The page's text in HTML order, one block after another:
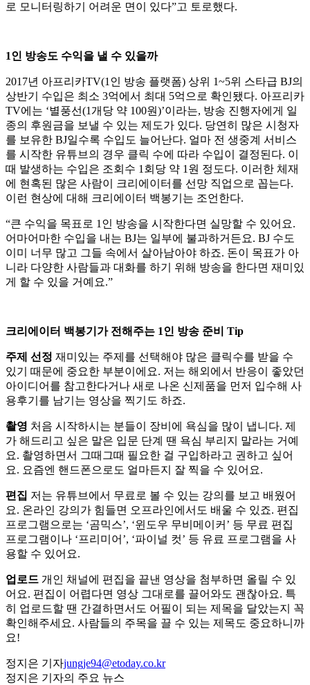
로 모니터링하기 어려운 면이 있다”고 토로했다.
1인 방송도 수익을 낼 수 있을까
2017년 아프리카TV(1인 방송 플랫폼) 상위 1~5위 스타급 BJ의
상반기 수입은 최소 3억에서 최대 5억으로 확인됐다. 아프리카
TV에는 ‘별풍선(1개당 약 100원)’이라는, 방송 진행자에게 일
종의 후원금을 보낼 수 있는 제도가 있다. 당연히 많은 시청자
를 보유한 BJ일수록 수입도 늘어난다. 얼마 전 생중계 서비스
를 시작한 유튜브의 경우 클릭 수에 따라 수입이 결정된다. 이
때 발생하는 수입은 조회수 1회당 약 1원 정도다. 이러한 체재
에 현혹된 많은 사람이 크리에이터를 선망 직업으로 꼽는다.
이런 현상에 대해 크리에이터 백봉기는 조언한다.
“큰 수익을 목표로 1인 방송을 시작한다면 실망할 수 있어요.
어마어마한 수입을 내는 BJ는 일부에 불과하거든요. BJ 수도
이미 너무 많고 그들 속에서 살아남아야 하죠. 돈이 목표가 아
니라 다양한 사람들과 대화를 하기 위해 방송을 한다면 재미있
게 할 수 있을 거예요.”
크리에이터 백봉기가 전해주는 1인 방송 준비 Tip
주제 선정 재미있는 주제를 선택해야 많은 클릭수를 받을 수
있기 때문에 중요한 부분이에요. 저는 해외에서 반응이 좋았던
아이디어를 참고한다거나 새로 나온 신제품을 먼저 입수해 사
용후기를 남기는 영상을 찍기도 하죠.
촬영 처음 시작하시는 분들이 장비에 욕심을 많이 냅니다. 제
가 해드리고 싶은 말은 입문 단계 땐 욕심 부리지 말라는 거예
요. 촬영하면서 그때그때 필요한 걸 구입하라고 권하고 싶어
요. 요즘엔 핸드폰으로도 얼마든지 잘 찍을 수 있어요.
편집 저는 유튜브에서 무료로 볼 수 있는 강의를 보고 배웠어
요. 온라인 강의가 힘들면 오프라인에서도 배울 수 있죠. 편집
프로그램으로는 ‘곰믹스’, ‘윈도우 무비메이커’ 등 무료 편집
프로그램이나 ‘프리미어’, ‘파이널 컷’ 등 유료 프로그램을 사
용할 수 있어요.
업로드 개인 채널에 편집을 끝낸 영상을 첨부하면 올릴 수 있
어요. 편집이 어렵다면 영상 그대로를 끌어와도 괜찮아요. 특
히 업로드할 땐 간결하면서도 어필이 되는 제목을 달았는지 꼭
확인해주세요. 사람들의 주목을 끌 수 있는 제목도 중요하니까
요!
정지은 기자jungje94@etoday.co.kr
정지은 기자의 주요 뉴스